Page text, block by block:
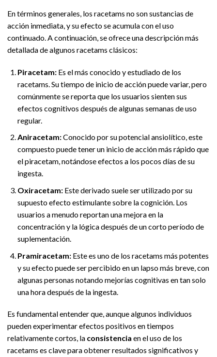
En términos generales, los racetams no son sustancias de
acción inmediata, y su efecto se acumula con el uso
continuado. A continuación, se ofrece una descripción más
detallada de algunos racetams clásicos:
Piracetam:Es el más conocido y estudiado de los
racetams. Su tiempo de inicio de acción puede variar, pero
comúnmente se reporta que los usuarios sienten sus
efectos cognitivos después de algunas semanas de uso
regular.
Aniracetam:Conocido por su potencial ansiolítico, este
compuesto puede tener un inicio de acción más rápido que
el piracetam, notándose efectos a los pocos días de su
ingesta.
Oxiracetam:Este derivado suele ser utilizado por su
supuesto efecto estimulante sobre la cognición. Los
usuarios a menudo reportan una mejora en la
concentración y la lógica después de un corto período de
suplementación.
Pramiracetam:Este es uno de los racetams más potentes
y su efecto puede ser percibido en un lapso más breve, con
algunas personas notando mejorías cognitivas en tan solo
una hora después de la ingesta.
Es fundamental entender que, aunque algunos individuos
pueden experimentar efectos positivos en tiempos
relativamente cortos, la consistencia en el uso de los
racetams es clave para obtener resultados significativos y